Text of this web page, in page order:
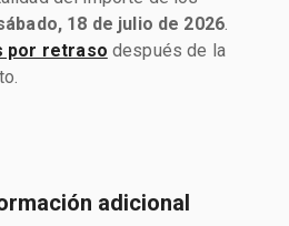
18 de julio de 2026
por retraso después de la
adicional